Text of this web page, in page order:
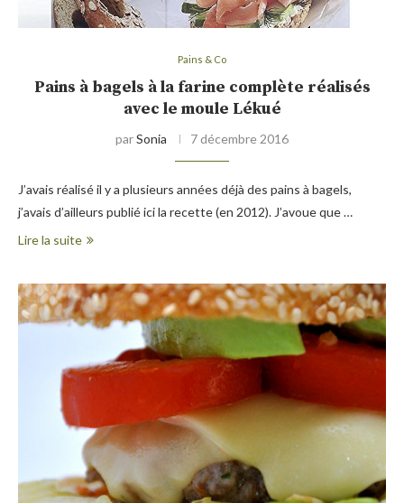
Pains & Co
Pains à bagels à la farine complète réalisés
avec le moule Lékué
parSonia 7 décembre 2016
J’avais réalisé il y a plusieurs années déjà des pains à bagels,
j’avais d’ailleurs publié ici la recette (en 2012). J’avoue que …
Lire la suite